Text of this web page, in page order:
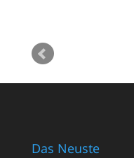
Das Neuste